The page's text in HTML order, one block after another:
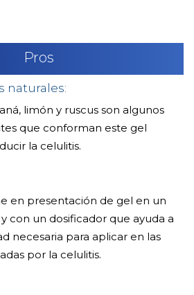
Pros
naturales:
limón y ruscus son algunos
que conforman este gel
la celulitis.
en presentación de gel en un
con un dosificador que ayuda a
necesaria para aplicar en las
por la celulitis.